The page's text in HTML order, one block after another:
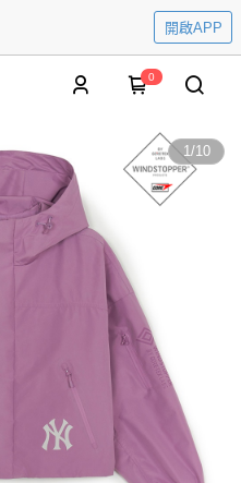
開啟APP
0
1/10